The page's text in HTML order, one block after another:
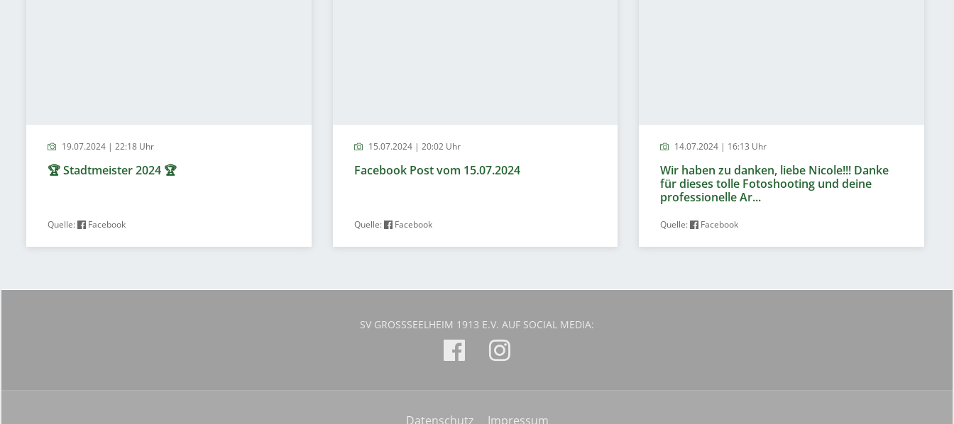
19.07.2024 | 22:18 Uhr
🏆 Stadtmeister 2024 🏆
Quelle: Facebook
15.07.2024 | 20:02 Uhr
Facebook Post vom 15.07.2024
Quelle: Facebook
14.07.2024 | 16:13 Uhr
Wir haben zu danken, liebe Nicole!!! Danke
für dieses tolle Fotoshooting und deine
professionelle Ar...
Quelle: Facebook
SV GROSSSEELHEIM 1913 E.V. AUF SOCIAL MEDIA:
Datenschutz Impressum